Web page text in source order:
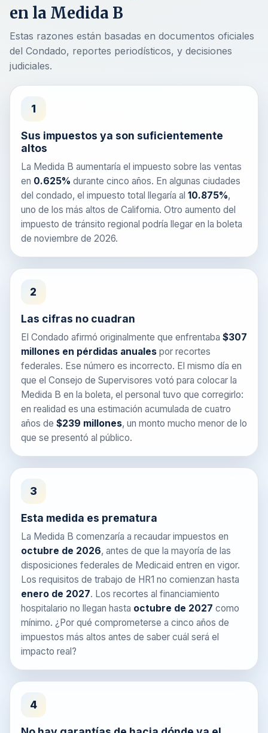
en la Medida B
Estas razones están basadas en documentos oficiales
del Condado, reportes periodísticos, y decisiones
judiciales.
1
Sus impuestos ya son suficientemente
altos
La Medida B aumentaría el impuesto sobre las ventas
en 0.625% durante cinco años. En algunas ciudades
del condado, el impuesto total llegaría al 10.875%,
uno de los más altos de California. Otro aumento del
impuesto de tránsito regional podría llegar en la boleta
de noviembre de 2026.
2
Las cifras no cuadran
El Condado afirmó originalmente que enfrentaba $307
millones en pérdidas anualespor recortes
federales. Ese número es incorrecto. El mismo día en
que el Consejo de Supervisores votó para colocar la
Medida B en la boleta, el personal tuvo que corregirlo:
en realidad es una estimación acumulada de cuatro
años de $239 millones, un monto mucho menor de lo
que se presentó al público.
3
Esta medida es prematura
La Medida B comenzaría a recaudar impuestos en
octubre de 2026, antes de que la mayoría de las
disposiciones federales de Medicaid entren en vigor.
Los requisitos de trabajo de HR1 no comienzan hasta
enero de 2027. Los recortes al financiamiento
hospitalario no llegan hasta octubre de 2027 como
mínimo. ¿Por qué comprometerse a cinco años de
impuestos más altos antes de saber cuál será el
impacto real?
4